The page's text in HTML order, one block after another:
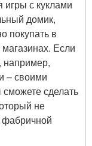
с куклами
домик,
покупать в
Если
например,
– своими
сделать
не
фабричной